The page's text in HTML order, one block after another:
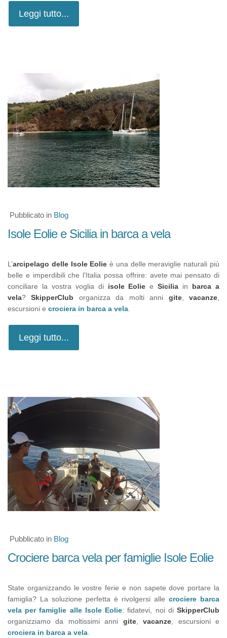
Leggi tutto...
Pubblicato in Blog
Isole Eolie e Sicilia in barca a vela
L’arcipelago delle Isole Eolie è una delle meraviglie naturali più
belle e imperdibili che l’Italia possa offrire: avete mai pensato di
conciliare la vostra voglia diisole Eolie eSicilia in barca a
vela?SkipperClub organizza da molti anni gite,vacanze
escursioni e crociera in barca a vela
Leggi tutto...
Pubblicato in Blog
Crociere barca vela per famiglie Isole Eolie
State organizzando le vostre ferie e non sapete dove portare la
famiglia? La soluzione perfetta è rivolgersi alle crociere barca
vela per famiglie alle Isole Eolie: fidatevi, noi diSkipperClub
organizziamo da moltissimi anni gite,vacanze , escursioni e
crociera in barca a vela